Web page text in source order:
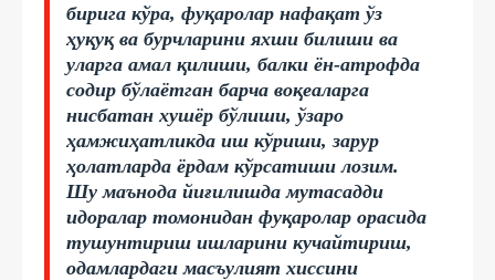
бирига кўра, фуқаролар нафақат ўз
ҳуқуқ ва бурчларини яхши билиши ва
уларга амал қилиши, балки ён-атрофда
содир бўлаётган барча воқеаларга
нисбатан хушёр бўлиши, ўзаро
ҳамжиҳатликда иш кўриши, зарур
ҳолатларда ёрдам кўрсатиши лозим.
Шу маънода йиғилишда мутасадди
идоралар томонидан фуқаролар орасида
тушунтириш ишларини кучайтириш,
одамлардаги масъулият хиссини